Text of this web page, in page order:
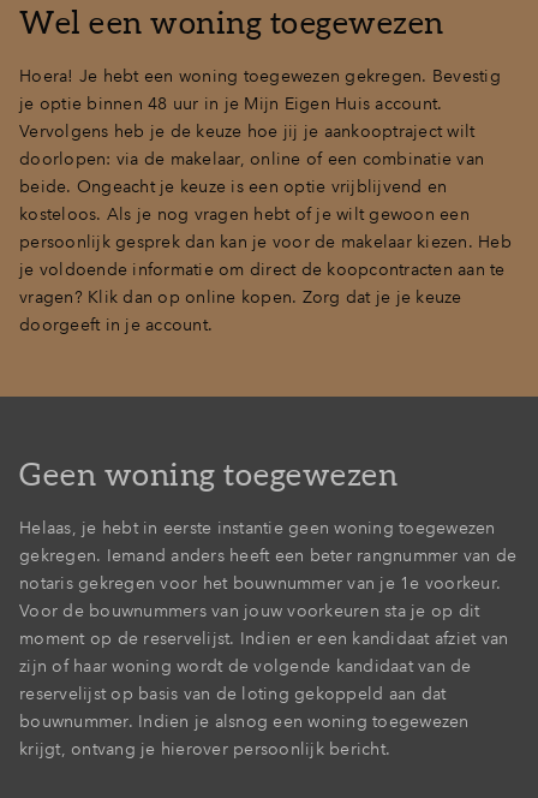
Wel een woning toegewezen
Hoera! Je hebt een woning toegewezen gekregen. Bevestig
je optie binnen 48 uur in je Mijn Eigen Huis account.
Vervolgens heb je de keuze hoe jij je aankooptraject wilt
doorlopen: via de makelaar, online of een combinatie van
beide. Ongeacht je keuze is een optie vrijblijvend en
kosteloos. Als je nog vragen hebt of je wilt gewoon een
persoonlijk gesprek dan kan je voor de makelaar kiezen. Heb
je voldoende informatie om direct de koopcontracten aan te
vragen? Klik dan op online kopen. Zorg dat je je keuze
doorgeeft in je account.
Geen woning toegewezen
Helaas, je hebt in eerste instantie geen woning toegewezen
gekregen. Iemand anders heeft een beter rangnummer van de
notaris gekregen voor het bouwnummer van je 1e voorkeur.
Voor de bouwnummers van jouw voorkeuren sta je op dit
moment op de reservelijst. Indien er een kandidaat afziet van
zijn of haar woning wordt de volgende kandidaat van de
reservelijst op basis van de loting gekoppeld aan dat
bouwnummer. Indien je alsnog een woning toegewezen
krijgt, ontvang je hierover persoonlijk bericht.